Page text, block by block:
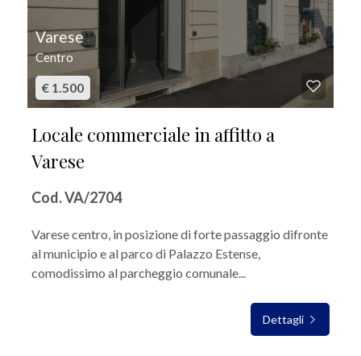
Varese
Centro
€ 1.500
Locale commerciale in affitto a
Varese
Cod. VA/2704
Varese centro, in posizione di forte passaggio difronte
al municipio e al parco di Palazzo Estense,
comodissimo al parcheggio comunale...
Dettagli